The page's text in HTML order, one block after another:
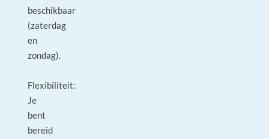
beschikbaar
(zaterdag
en
zondag).
Flexibiliteit:
Je
bent
bereid